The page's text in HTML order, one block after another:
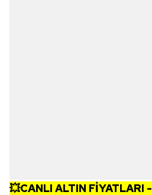
💥CANLI ALTIN FİYATLARI -